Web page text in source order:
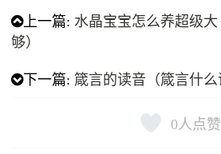
上一篇: 水晶宝宝怎么养超级
够）
下一篇:箴言的读音（箴言什么
0人点赞